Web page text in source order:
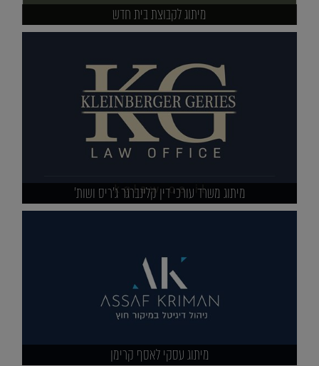
מיתוג לקבוצת בית חדש
מיתוג משרד עורכי דין קלינברגר ג'ריס ושות'
מיתוג עסקי לאסף קרימן